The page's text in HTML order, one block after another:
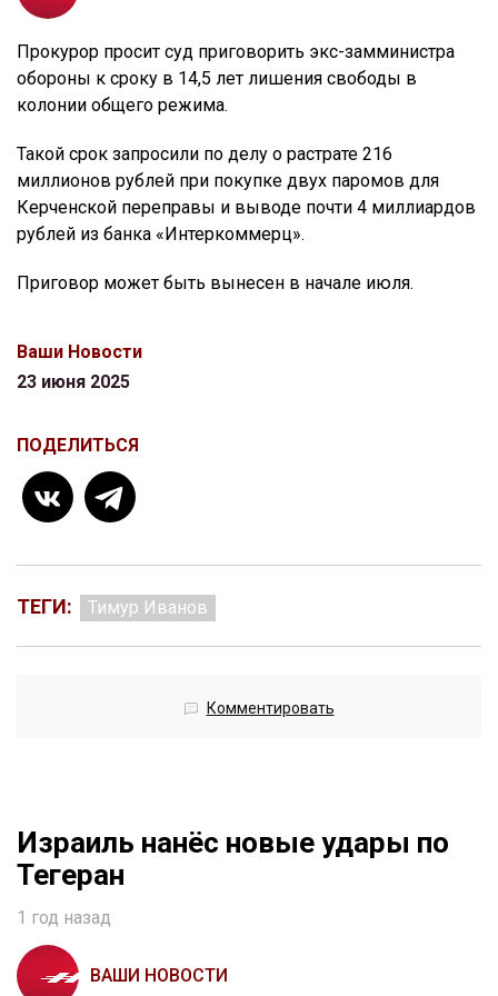
Прокурор просит суд приговорить экс-замминистра
обороны к сроку в 14,5 лет лишения свободы в
колонии общего режима.
Такой срок запросили по делу о растрате 216
миллионов рублей при покупке двух паромов для
Керченской переправы и выводе почти 4 миллиардов
рублей из банка «Интеркоммерц».
Приговор может быть вынесен в начале июля.
Ваши Новости
23 июня 2025
ПОДЕЛИТЬСЯ
ТЕГИ: Тимур Иванов
Комментировать
Израиль нанёс новые удары по
Тегеран
1 год назад
ВАШИ НОВОСТИ